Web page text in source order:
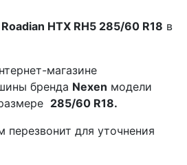
HTX RH5 285/60 R18 в
магазине
бренда Nexen модели
285/60 R18.
для уточнения